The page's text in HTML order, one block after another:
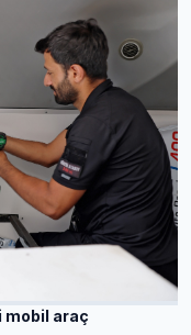
mobil araç